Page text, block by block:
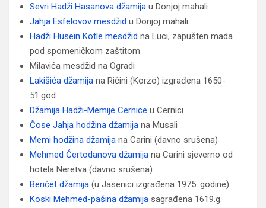
Sevri Hadži Hasanova džamija u Donjoj mahali
Jahja Esfelovov mesdžid u Donjoj mahali
Hadži Husein Kotle mesdžid na Luci, zapušten mada
pod spomeničkom zaštitom
Milavića mesdžid na Ogradi
Lakišića džamija na Ričini (Korzo) izgrađena 1650-
51.god.
Džamija Hadži-Memije Cernice u Cernici
Čose Jahja hodžina džamija na Musali
Memi hodžina džamija na Carini (davno srušena)
Mehmed Čertodanova džamija na Carini sjeverno od
hotela Neretva (davno srušena)
Berićet džamija (u Jasenici izgrađena 1975. godine)
Koski Mehmed-pašina džamija sagrađena 1619.g.